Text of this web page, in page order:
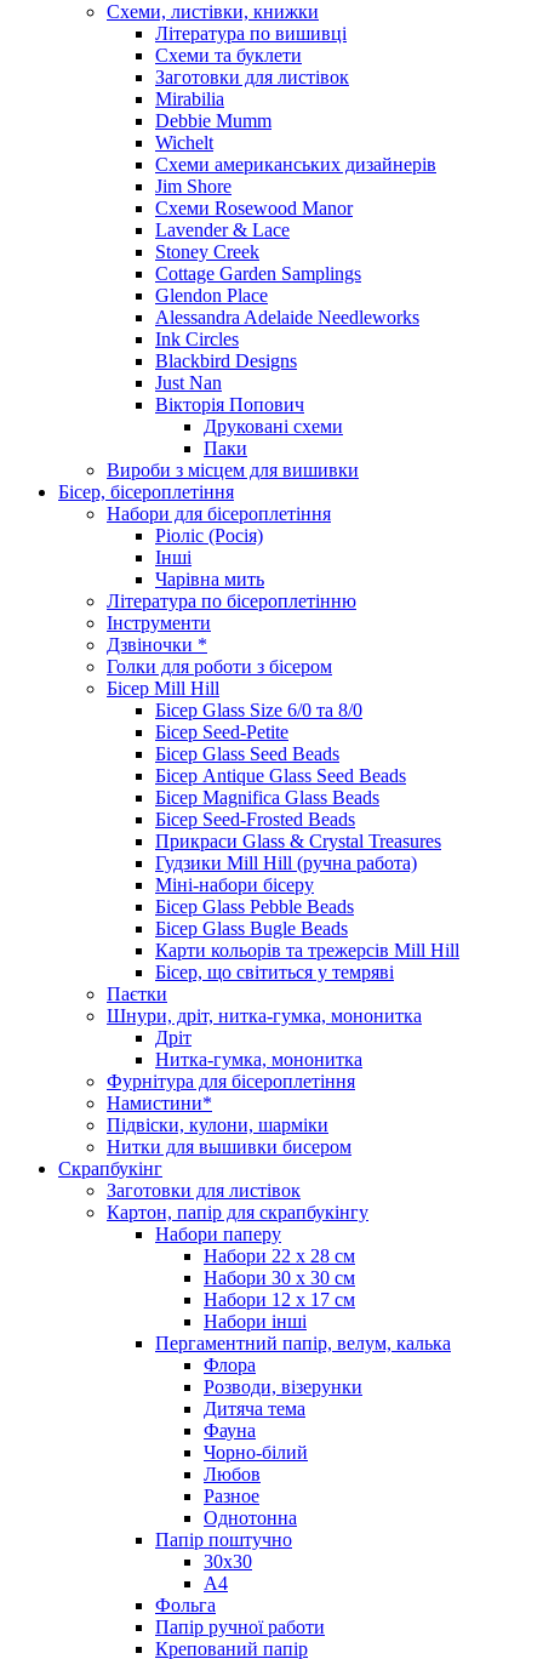
Схеми, листівки, книжки
Література по вишивці
Схеми та буклети
Заготовки для листівок
Mirabilia
Debbie Mumm
Wichelt
Схеми американських дизайнерів
Jim Shore
Cхеми Rosewood Manor
Lavender & Lace
Stoney Creek
Cottage Garden Samplings
Glendon Place
Alessandra Adelaide Needleworks
Ink Circles
Blackbird Designs
Just Nan
Вікторія Попович
Друковані схеми
Паки
Вироби з місцем для вишивки
Бісер, бісероплетіння
Набори для бісероплетіння
Ріоліс (Росія)
Інші
Чарівна мить
Література по бісероплетінню
Інструменти
Дзвіночки *
Голки для роботи з бісером
Бісер Mill Hill
Бісер Glass Size 6/0 та 8/0
Бісер Seed-Petite
Бісер Glass Seed Beads
Бісер Antique Glass Seed Beads
Бісер Magnifica Glass Beads
Бісер Seed-Frosted Beads
Прикраси Glass & Crystal Treasures
Гудзики Mill Hill (ручна работа)
Міні-набори бісеру
Бісер Glass Pebble Beads
Бісер Glass Bugle Beads
Карти кольорів та трежерсів Mill Hill
Бісер, що світиться у темряві
Паєтки
Шнури, дріт, нитка-гумка, мононитка
Дріт
Нитка-гумка, мононитка
Фурнітура для бісероплетіння
Намистини*
Підвіски, кулони, шарміки
Нитки для вышивки бисером
Скрапбукінг
Заготовки для листівок
Картон, папір для скрапбукінгу
Набори паперу
Набори 22 х 28 см
Набори 30 х 30 см
Набори 12 х 17 см
Набори інші
Пергаментний папір, велум, калька
Флора
Розводи, візерунки
Дитяча тема
Фауна
Чорно-білий
Любов
Разное
Однотонна
Папір поштучно
30х30
А4
Фольга
Папір ручної работи
Крепований папір